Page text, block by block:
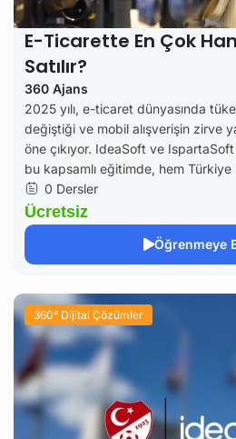
E-Ticarette En Çok
Satılır?
360 Ajans
2025 yılı, e-ticaret dünyasında
değiştiği ve mobil alışverişin zirve
öne çıkıyor. IdeaSoft ve
bu kapsamlı eğitimde, hem Türkiye
0 Dersler
Ücretsiz
Öğrenmeye
360° Dijital Çözümler